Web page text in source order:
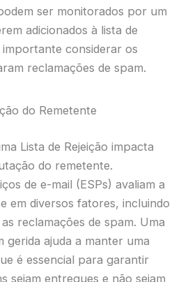
ser monitorados por um
adicionados à lista de
importante considerar os
reclamações de spam.
do Remetente
Lista de Rejeição impacta
do remetente.
de e-mail (ESPs) avaliam a
em diversos fatores, incluindo
reclamações de spam. Uma
gerida ajuda a manter uma
é essencial para garantir
sejam entregues e não sejam